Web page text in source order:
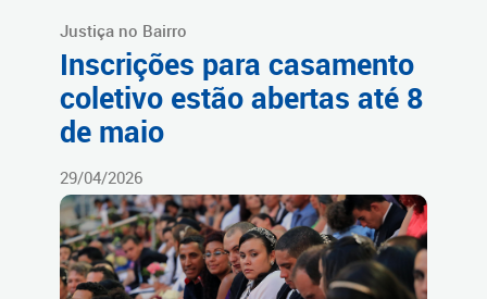
Justiça no Bairro
Inscrições para casamento
coletivo estão abertas até 8
de maio
29/04/2026